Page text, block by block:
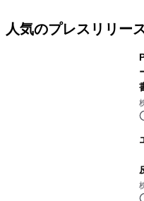
人気のプレスリリー